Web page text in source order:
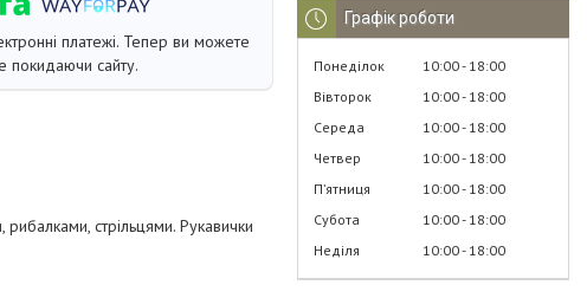
платежі. Тепер ви можете
покидаючи сайту.
стрільцями. Рукавички
Графік роботи
Понеділок 10:00 18:00
Вівторок
10:00 18:00
Середа
10:00 18:00
Четвер
10:00 18:00
Пʼятниця
10:00 18:00
Субота
10:00 18:00
Неділя
10:00 18:00